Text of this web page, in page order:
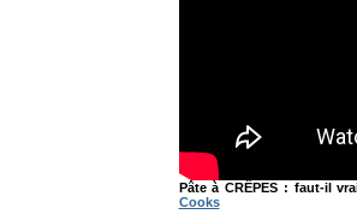
Pâte à CRÊPES : faut-il
Cooks